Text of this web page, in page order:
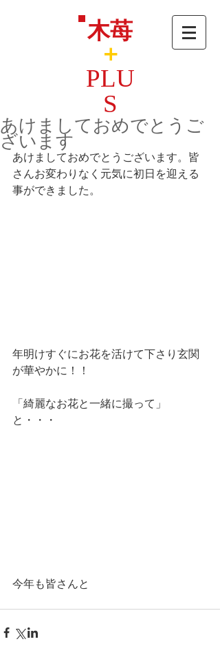
木苺
＋
PLU
S
あけましておめでとうご
ざいます
あけましておめでとうございます。皆
さんお変わりなく元気に初日を迎える
事ができました。
年明けすぐにお花を活けて下さり玄関
が華やかに！！
「綺麗なお花と一緒に撮って」
と・・・
今年も皆さんと